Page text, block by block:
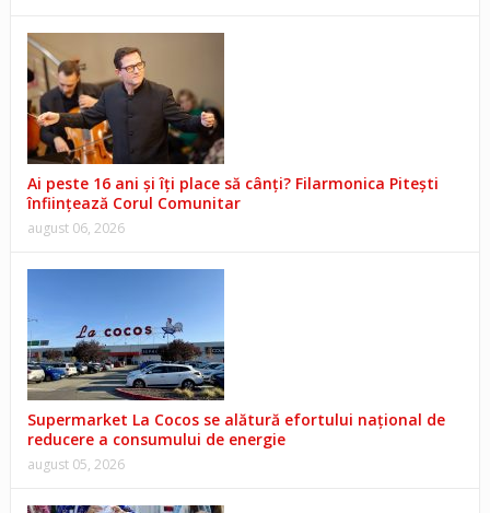
Ai peste 16 ani și îți place să cânți? Filarmonica Pitești
înființează Corul Comunitar
august 06, 2026
Supermarket La Cocos se alătură efortului național de
reducere a consumului de energie
august 05, 2026